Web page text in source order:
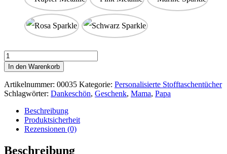
Stofftaschentuch
"Braut,
Ehefrau,
Tochter"
Menge
In den Warenkorb
Artikelnummer: 00035 Kategorie: Personalisierte Stofftaschentücher
Schlagwörter: Dankeschön, Geschenk, Mama, Papa
Beschreibung
Produktsicherheit
Rezensionen (0)
Beschreibung